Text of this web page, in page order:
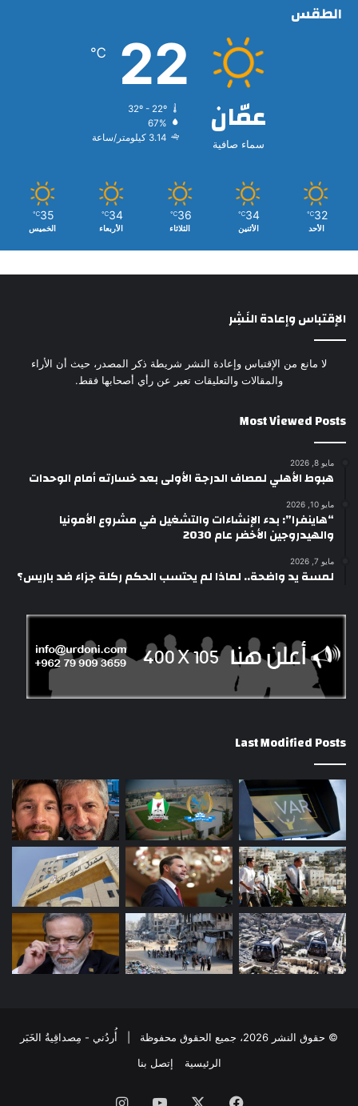
الطقس
عمّان
سماء صافية
22
℃
32º - 22º
67%
3.14 كيلومتر/ساعة
32
℃
الأحد
34
℃
الأثنين
36
℃
الثلاثاء
34
℃
الأربعاء
35
℃
الخميس
الإقتباس وإعادة النَشِر
لا مانع من الإقتباس وإعادة النشر شريطة ذكر المصدر، حيث أن الأراء
والمقالات والتعليقات تعبر عن رأي أصحابها فقط.
Most Viewed Posts
مايو 8, 2026
هبوط الأهلي لمصاف الدرجة الأولى بعد خسارته أمام الوحدات
مايو 10, 2026
“هاينفرا”: بدء الإنشاءات والتشغيل في مشروع الأمونيا
والهيدروجين الأخضر عام 2030
مايو 7, 2026
لمسة يد واضحة.. لماذا لم يحتسب الحكم ركلة جزاء ضد باريس؟
Last Modified Posts
© حقوق النشر 2026، جميع الحقوق محفوظة | أُردُني - مِصداقِيةُ الخَبَر
الرئيسية
إتصل بنا
فيسبوك ‫YouTube